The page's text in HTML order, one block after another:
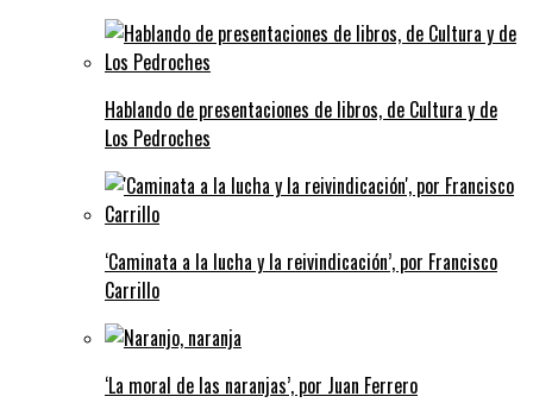
Hablando de presentaciones de libros, de Cultura y de
Los Pedroches
‘Caminata a la lucha y la reivindicación’, por Francisco
Carrillo
‘La moral de las naranjas’, por Juan Ferrero